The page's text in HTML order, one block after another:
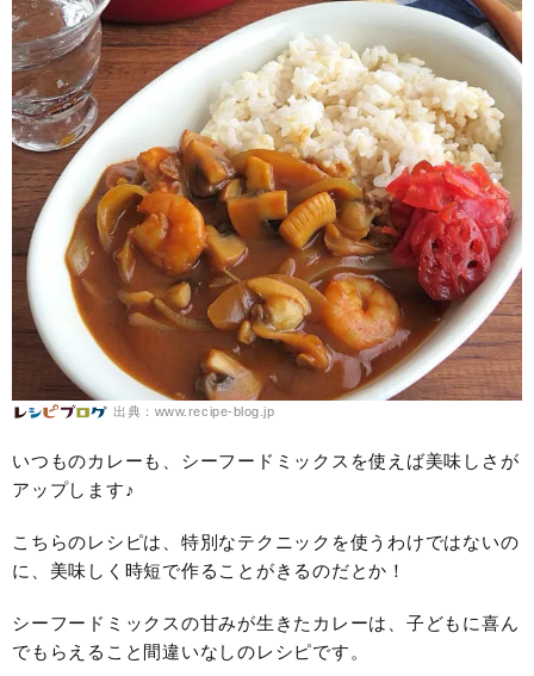
出典：www.recipe-blog.jp
いつものカレーも、シーフードミックスを使えば美味しさが
アップします♪
こちらのレシピは、特別なテクニックを使うわけではないの
に、美味しく時短で作ることがきるのだとか！
シーフードミックスの甘みが生きたカレーは、子どもに喜ん
でもらえること間違いなしのレシピです。